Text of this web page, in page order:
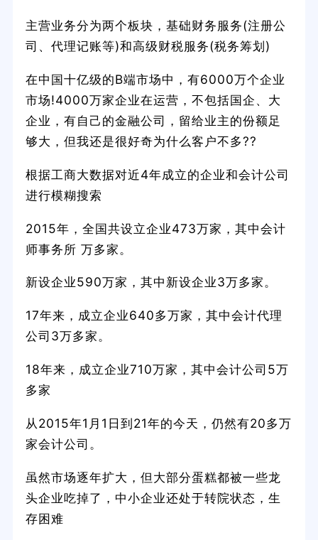
主营业务分为两个板块，基础财务服务(注册公
司、代理记账等)和高级财税服务(税务筹划)
在中国十亿级的B端市场中，有6000万个企业
市场!4000万家企业在运营，不包括国企、大
企业，有自己的金融公司，留给业主的份额足
够大，但我还是很好奇为什么客户不多??
根据工商大数据对近4年成立的企业和会计公司
进行模糊搜索
2015年，全国共设立企业473万家，其中会计
师事务所 万多家。
新设企业590万家，其中新设企业3万多家。
17年来，成立企业640多万家，其中会计代理
公司3万多家。
18年来，成立企业710万家，其中会计公司5万
多家
从2015年1月1日到21年的今天，仍然有20多万
家会计公司。
虽然市场逐年扩大，但大部分蛋糕都被一些龙
头企业吃掉了，中小企业还处于转院状态，生
存困难